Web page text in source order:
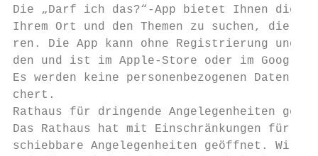
Die „Darf ich das?“-App bietet Ihnen die
Ihrem Ort und den Themen zu suchen, die
ren. Die App kann ohne Registrierung und
den und ist im Apple-Store oder im
Es werden keine personenbezogenen Daten
chert.
Rathaus für dringende Angelegenheiten
Das Rathaus hat mit Einschränkungen für
schiebbare Angelegenheiten geöffnet. Wir